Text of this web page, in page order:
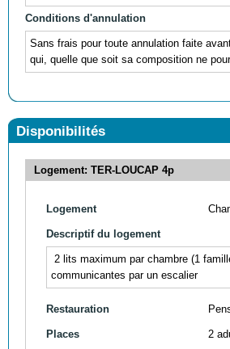
Conditions d'annulation
Sans frais pour toute annulation faite
qui, quelle que soit sa composition ne
Disponibilités
Logement: TER-LOUCAP 4p
Logement
Descriptif du logement
2 lits maximum par chambre (1
communicantes par un escalier
Restauration
Places 2